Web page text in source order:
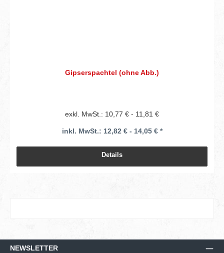
Gipserspachtel (ohne Abb.)
exkl. MwSt.: 10,77 € - 11,81 €
inkl. MwSt.: 12,82 € - 14,05 € *
Details
NEWSLETTER